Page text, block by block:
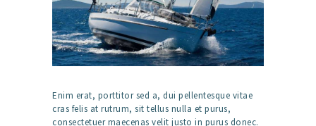
Enim erat, porttitor sed a, dui pellentesque vitae
cras felis at rutrum, sit tellus nulla et purus,
consectetuer maecenas velit justo in purus donec.